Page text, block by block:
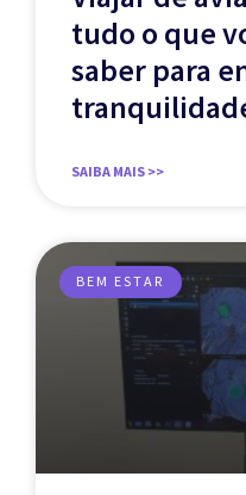
tudo o que
saber para
SAIBA MAIS >>
BEM ESTAR